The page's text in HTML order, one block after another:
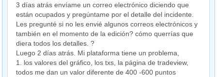
3 días atrás envíame un correo electrónico diciendo que
están ocupados y pregúntame por el detalle del incidente.
Les pregunté si no les envié algunos correos electrónicos y
también en el momento de la edición? cómo querrías que
diera todos los detalles. ?
Luego 2 días atrás. Mi plataforma tiene un problema,
1. los valores del gráfico, los txs, la página de tradeview,
todos me dan un valor diferente de 400 -600 puntos